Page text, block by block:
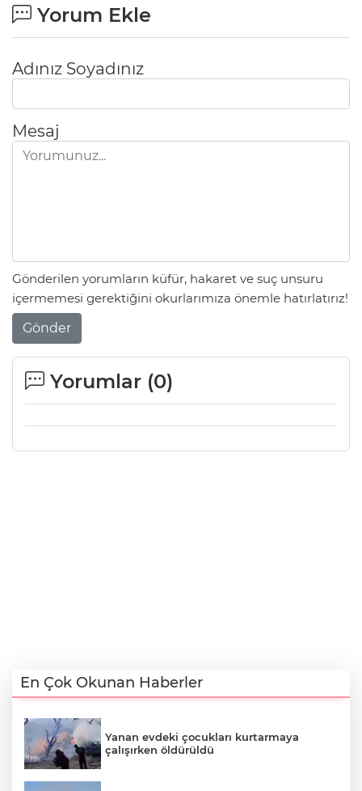
Yorum Ekle
Adınız Soyadınız
Mesaj
Gönderilen yorumların küfür, hakaret ve suç unsuru
içermemesi gerektiğini okurlarımıza önemle hatırlatırız!
Gönder
Yorumlar (0)
En Çok Okunan Haberler
Yanan evdeki çocukları kurtarmaya
çalışırken öldürüldü